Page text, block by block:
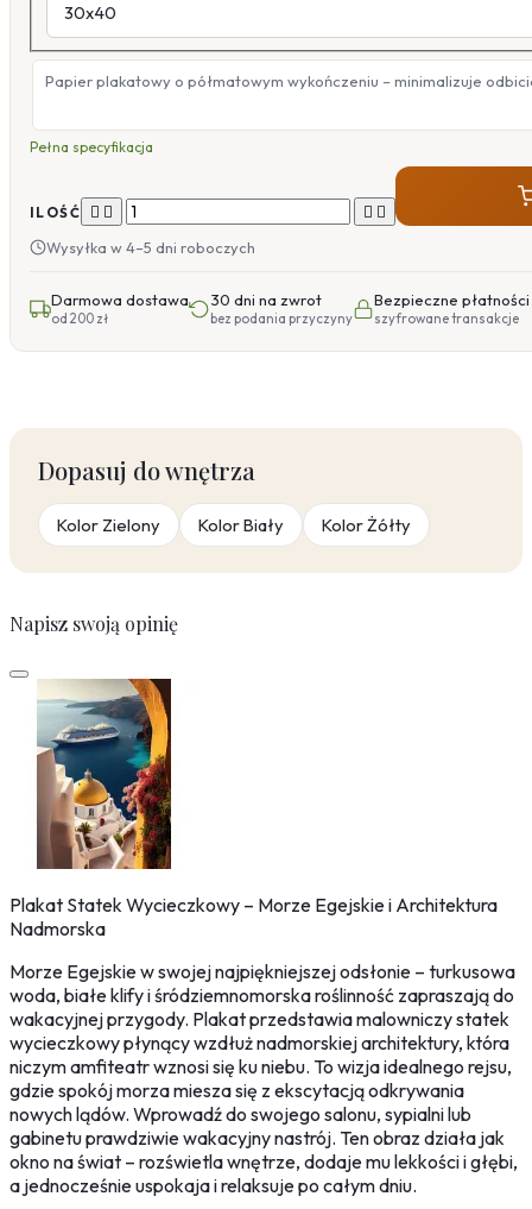
Papier plakatowy o półmatowym wykończeniu – minimalizuje
Pełna specyfikacja
ILOŚĆ    
Wysyłka w 4–5 dni roboczych
Darmowa dostawa
od 200 zł
30 dni na zwrot
bez podania przyczyny
Bezpieczne płatności
szyfrowane transakcje
Dopasuj do wnętrza
Kolor Zielony Kolor Biały Kolor Żółty
Napisz swoją opinię
Plakat Statek Wycieczkowy – Morze Egejskie i Architektura
Nadmorska
Morze Egejskie w swojej najpiękniejszej odsłonie – turkusowa
woda, białe klify i śródziemnomorska roślinność zapraszają do
wakacyjnej przygody. Plakat przedstawia malowniczy statek
wycieczkowy płynący wzdłuż nadmorskiej architektury, która
niczym amfiteatr wznosi się ku niebu. To wizja idealnego rejsu,
gdzie spokój morza miesza się z ekscytacją odkrywania
nowych lądów. Wprowadź do swojego salonu, sypialni lub
gabinetu prawdziwie wakacyjny nastrój. Ten obraz działa jak
okno na świat – rozświetla wnętrze, dodaje mu lekkości i głębi,
a jednocześnie uspokaja i relaksuje po całym dniu.